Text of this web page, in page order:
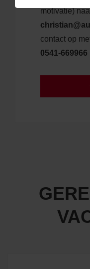
motivatie)
contact op
0541-669966